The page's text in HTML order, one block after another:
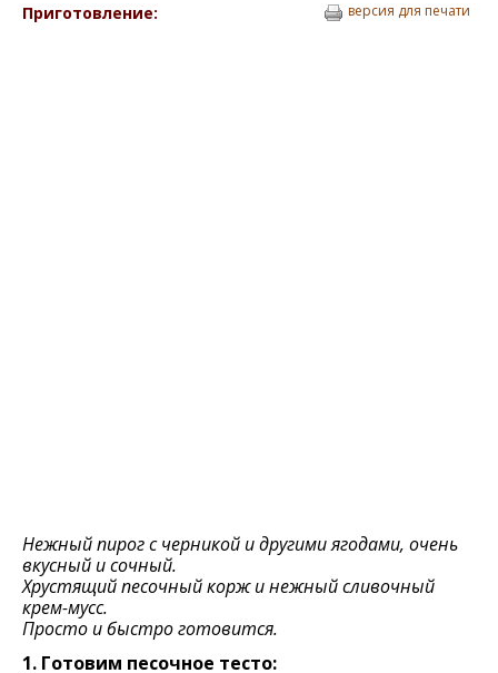
Приготовление: версия для печати
Нежный пирог с черникой и другими ягодами, очень
вкусный и сочный.
Хрустящий песочный корж и нежный сливочный
крем-мусс.
Просто и быстро готовится.
1. Готовим песочное тесто: